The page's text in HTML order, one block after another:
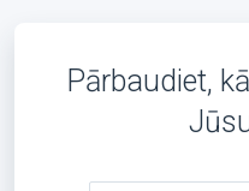
Pārbaudiet,